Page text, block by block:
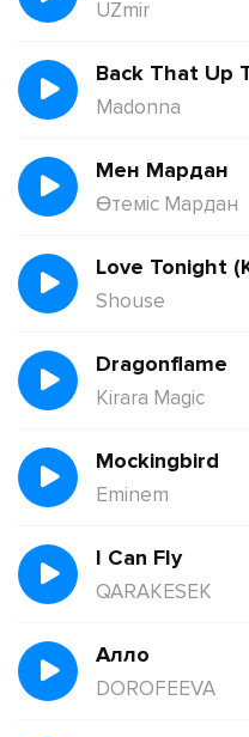
UZmir
Madonna
Мен Мардан
Өтеміс Мардан
Love Tonight
Shouse
Dragonflame
Kirara Magic
Mockingbird
Eminem
I Can Fly
QARAKESEK
Алло
DOROFEEVA